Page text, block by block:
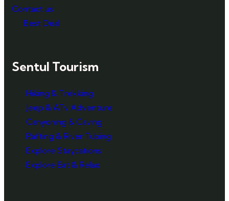
Contact us
Best Deal
Sentul Tourism
Hiking & Trekking
Jeep & ATv Adventure
Canyoning & Caving
Rafting & River Tubing
Explore Staycations
Explore Eat & Relax